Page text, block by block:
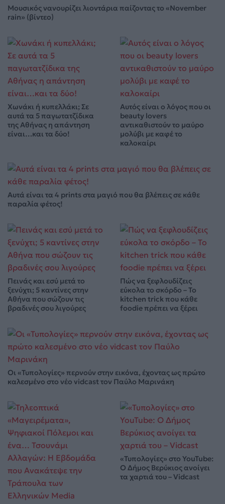
Μουσικός νανουρίζει λιοντάρια παίζοντας το «November
rain» (βίντεο)
Χωνάκι ή κυπελλάκι; Σε
αυτά τα 5 παγωτατζίδικα
της Αθήνας η απάντηση
είναι…και τα δύο!
Αυτός είναι ο λόγος που οι
beauty lovers
αντικαθιστούν το μαύρο
μολύβι με καφέ το
καλοκαίρι
Αυτά είναι τα 4 prints στα μαγιό που θα βλέπεις σε κάθε
παραλία φέτος!
Πεινάς και εσύ μετά το
ξενύχτι; 5 καντίνες στην
Αθήνα που σώζουν τις
βραδινές σου λιγούρες
Πώς να ξεφλουδίζεις
εύκολα το σκόρδο – Το
kitchen trick που κάθε
foodie πρέπει να ξέρει
Οι «Τυπολογίες» περνούν στην εικόνα, έχοντας ως πρώτο
καλεσμένο στο νέο vidcast τον Παύλο Μαρινάκη
«Τυπολογίες» στο YouTube:
Ο Δήμος Βερύκιος ανοίγει
τα χαρτιά του – Vidcast